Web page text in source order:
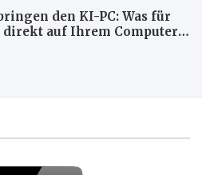
den KI-PC: Was für
auf Ihrem Computer
Cloud bleibt